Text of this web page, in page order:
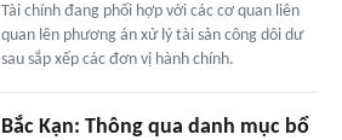
Tài chính đang phối hợp với các cơ quan liên
quan lên phương án xử lý tài sản công dôi dư
sau sắp xếp các đơn vị hành chính.
Bắc Kạn: Thông qua danh mục bổ